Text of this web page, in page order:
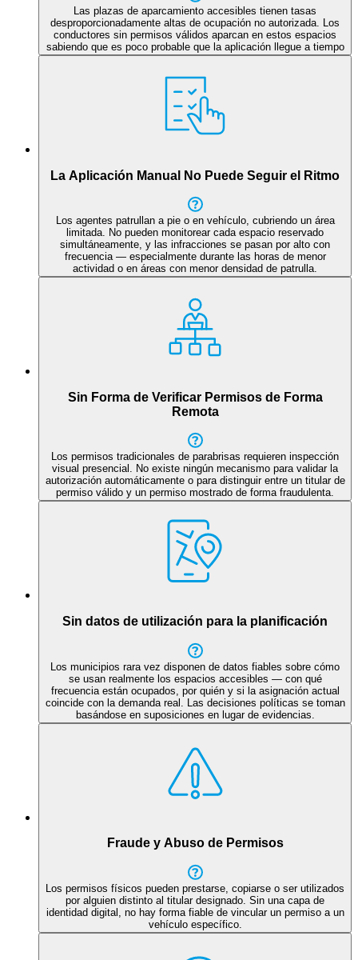
Las plazas de aparcamiento accesibles tienen tasas
desproporcionadamente altas de ocupación no autorizada. Los
conductores sin permisos válidos aparcan en estos espacios
sabiendo que es poco probable que la aplicación llegue a tiempo
La Aplicación Manual No Puede Seguir el Ritmo
Los agentes patrullan a pie o en vehículo, cubriendo un área
limitada. No pueden monitorear cada espacio reservado
simultáneamente, y las infracciones se pasan por alto con
frecuencia — especialmente durante las horas de menor
actividad o en áreas con menor densidad de patrulla.
Sin Forma de Verificar Permisos de Forma
Remota
Los permisos tradicionales de parabrisas requieren inspección
visual presencial. No existe ningún mecanismo para validar la
autorización automáticamente o para distinguir entre un titular de
permiso válido y un permiso mostrado de forma fraudulenta.
Sin datos de utilización para la planificación
Los municipios rara vez disponen de datos fiables sobre cómo
se usan realmente los espacios accesibles — con qué
frecuencia están ocupados, por quién y si la asignación actual
coincide con la demanda real. Las decisiones políticas se toman
basándose en suposiciones en lugar de evidencias.
Fraude y Abuso de Permisos
Los permisos físicos pueden prestarse, copiarse o ser utilizados
por alguien distinto al titular designado. Sin una capa de
identidad digital, no hay forma fiable de vincular un permiso a un
vehículo específico.